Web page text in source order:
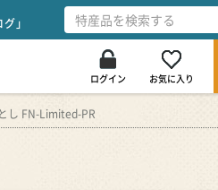
」
ログイン お気に入り
し FN-Limited-PR